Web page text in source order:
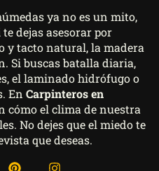
ya no es un mito,
dejas asesorar por
y tacto natural, la madera
Si buscas batalla diaria,
el laminado hidrófugo o
En Carpinteros en
cómo el clima de nuestra
No dejes que el miedo te
que deseas.